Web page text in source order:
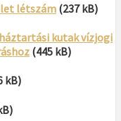
létszám(237 kB)
kutak vízjogi
(445 kB)
kB)